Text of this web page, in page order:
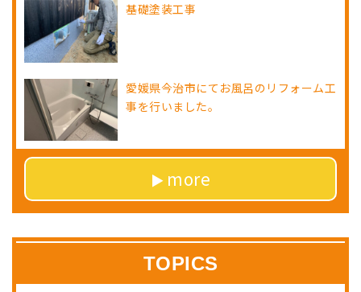
基礎塗装工事
愛媛県今治市にてお風呂のリフォーム工
事を行いました。
more
TOPICS